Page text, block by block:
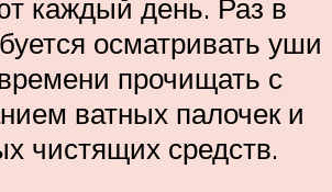
каждый день. Раз в
осматривать уши
прочищать с
ватных палочек и
чистящих средств.